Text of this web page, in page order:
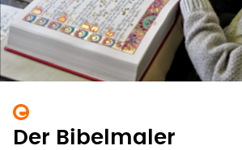
Der Bibelmaler